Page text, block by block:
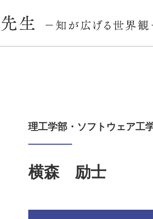
理工学部・ソフトウェア工
横森 励士